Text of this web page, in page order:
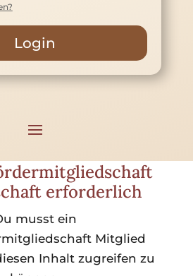
Login
erforderlich
musst ein
Mitglied
Inhalt zugreifen zu